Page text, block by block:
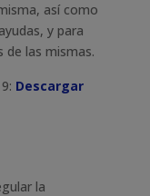
así como
y para
las mismas.
Descargar
la